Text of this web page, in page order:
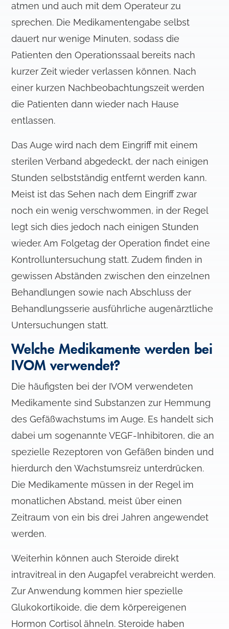
l
atmen und auch mit dem Operateur zu
sprechen. Die Medikamentengabe selbst
dauert nur wenige Minuten, sodass die
Patienten den Operationssaal bereits nach
kurzer Zeit wieder verlassen können. Nach
einer kurzen Nachbeobachtungszeit werden
die Patienten dann wieder nach Hause
entlassen.
Das Auge wird nach dem Eingriff mit einem
sterilen Verband abgedeckt, der nach einigen
Stunden selbstständig entfernt werden kann.
Meist ist das Sehen nach dem Eingriff zwar
noch ein wenig verschwommen, in der Regel
legt sich dies jedoch nach einigen Stunden
wieder. Am Folgetag der Operation findet eine
Kontrolluntersuchung statt. Zudem finden in
gewissen Abständen zwischen den einzelnen
Behandlungen sowie nach Abschluss der
Behandlungsserie ausführliche augenärztliche
Untersuchungen statt.
Welche Medikamente werden bei
IVOM verwendet?
Die häufigsten bei der IVOM verwendeten
Medikamente sind Substanzen zur Hemmung
des Gefäßwachstums im Auge. Es handelt sich
dabei um sogenannte VEGF-Inhibitoren, die an
spezielle Rezeptoren von Gefäßen binden und
hierdurch den Wachstumsreiz unterdrücken.
Die Medikamente müssen in der Regel im
monatlichen Abstand, meist über einen
Zeitraum von ein bis drei Jahren angewendet
werden.
Weiterhin können auch Steroide direkt
intravitreal in den Augapfel verabreicht werden.
Zur Anwendung kommen hier spezielle
Glukokortikoide, die dem körpereigenen
Hormon Cortisol ähneln. Steroide haben